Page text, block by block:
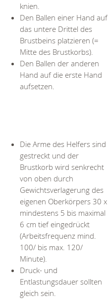
knien.
Den Ballen einer Hand auf
das untere Drittel des
Brustbeins platzieren (=
Mitte des Brustkorbs).
Den Ballen der anderen
Hand auf die erste Hand
aufsetzen.
Die Arme des Helfers sind
gestreckt und der
Brustkorb wird senkrecht
von oben durch
Gewichtsverlagerung des
eigenen Oberkörpers 30 x
mindestens 5 bis maximal
6 cm tief eingedrückt
(Arbeitsfrequenz mind.
100/ bis max. 120/
Minute).
Druck- und
Entlastungsdauer sollten
gleich sein.